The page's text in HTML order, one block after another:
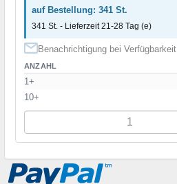
auf Bestellung: 341 St.
341 St. - Lieferzeit 21-28 Tag (e)
Benachrichtigung bei Verfügbarkeit
ANZAHL
1+
10+